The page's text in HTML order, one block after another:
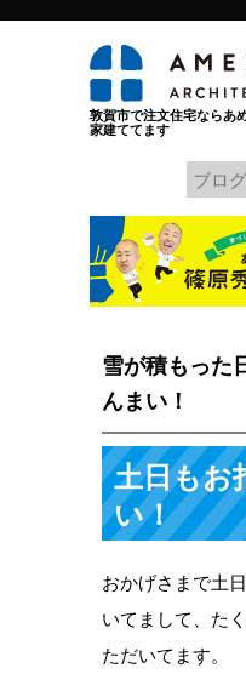
敦賀市で注文住宅ならあ
家建ててます
雪が積もった
んまい！
土日もお
い！
おかげさまで土
いてまして、た
ただいてます。